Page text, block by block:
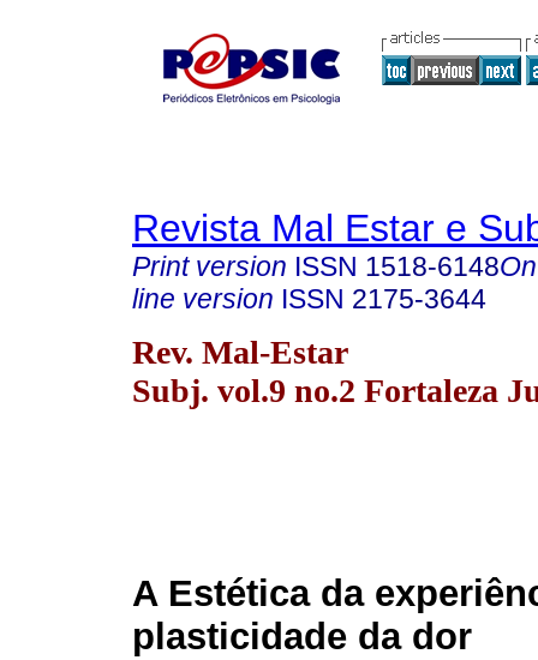
Revista Mal Estar e
Print version ISSN 1518-6148
line version ISSN 2175-3644
Rev. Mal-Estar
Subj. vol.9 no.2 Fortaleza
A Estética da
plasticidade da dor